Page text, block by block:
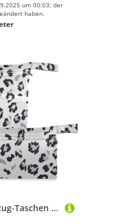
um 00:03; der
haben.
WDdZzyy Badeanzug-Taschen mit Leopardenmuster, schmutzabweisend, 2 Stück, Reisezubehör für Babys mit Griffen für das Fitnessstudio